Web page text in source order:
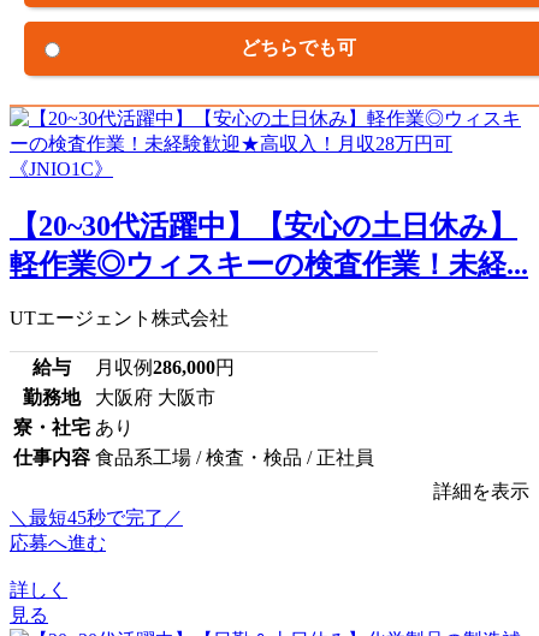
どちらでも可
【20~30代活躍中】【安心の土日休み】
軽作業◎ウィスキーの検査作業！未経...
UTエージェント株式会社
給与 月収例286,000円
勤務地
大阪府 大阪市
寮・社宅 あり
仕事内容 食品系工場 / 検査・検品 / 正社員
詳細を表示
＼最短45秒で完了／
応募へ進む
詳しく
見る